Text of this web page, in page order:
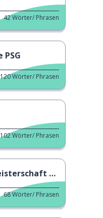
42Wörter/ Phrasen
PSG
120Wörter/ Phrasen
102Wörter/ Phrasen
2023
68Wörter/ Phrasen